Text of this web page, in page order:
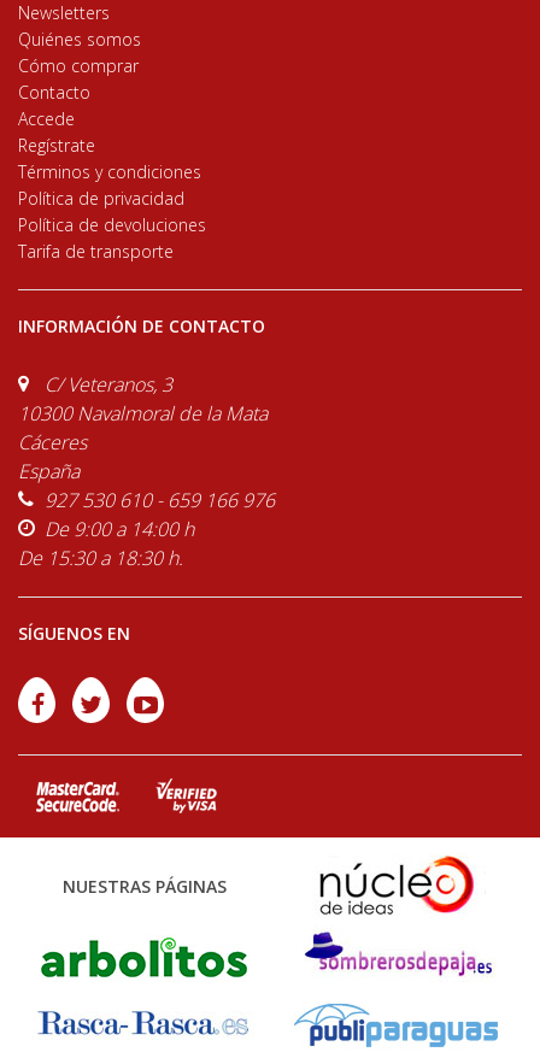
Newsletters
Quiénes somos
Cómo comprar
Contacto
Accede
Regístrate
Términos y condiciones
Política de privacidad
Política de devoluciones
Tarifa de transporte
INFORMACIÓN DE CONTACTO
C/ Veteranos, 3
10300 Navalmoral de la Mata
Cáceres
España
927 530 610 - 659 166 976
De 9:00 a 14:00 h
De 15:30 a 18:30 h.
SÍGUENOS EN
NUESTRAS PÁGINAS